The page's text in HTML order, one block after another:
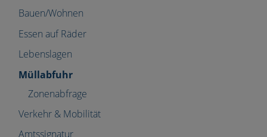
Bauen/Wohnen
Essen auf Räder
Lebenslagen
Müllabfuhr
Zonenabfrage
Verkehr & Mobilität
Amtssignatur